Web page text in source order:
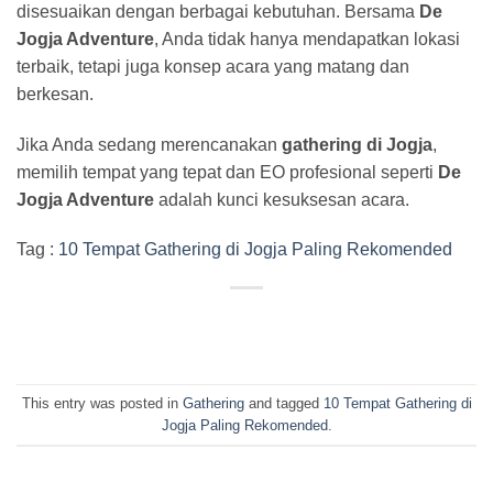
disesuaikan dengan berbagai kebutuhan. Bersama De
Jogja Adventure, Anda tidak hanya mendapatkan lokasi
terbaik, tetapi juga konsep acara yang matang dan
berkesan.
Jika Anda sedang merencanakan gathering di Jogja,
memilih tempat yang tepat dan EO profesional seperti De
Jogja Adventure adalah kunci kesuksesan acara.
Tag : 10 Tempat Gathering di Jogja Paling Rekomended
This entry was posted in Gatheringand tagged 10 Tempat Gathering di
Jogja Paling Rekomended